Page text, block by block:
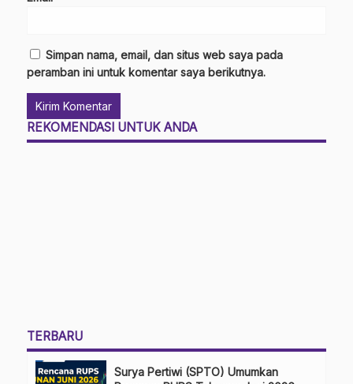
Simpan nama, email, dan situs web saya pada
peramban ini untuk komentar saya berikutnya.
REKOMENDASI UNTUK ANDA
TERBARU
Surya Pertiwi (SPTO) Umumkan